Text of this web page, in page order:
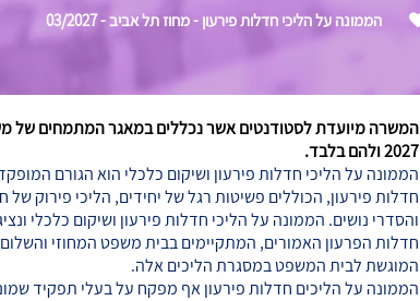
הממונה על הליכי חדלות פירעון - מחוז תל אביב - 03/2027
המשרה מיועדת לסטודנטים אשר נכללים במאגר המתמחים של
2027 ולהם בלבד.
הממונה על הליכי חדלות פירעון ושיקום כלכלי הוא הגורם
חדלות פירעון, הכוללים פשיטות רגל של יחידים, הליכי פירוק
והסדרי נושים. הממונה על הליכי חדלות פירעון ושיקום כלכלי
חדלות הפרעון האמורים, המתקיימים בבית משפט המחוזי
המוגשת לבית המשפט במסגרת הליכים אלה.
הממונה על הליכים חדלות פירעון אף מפקח על בעלי תפקיד